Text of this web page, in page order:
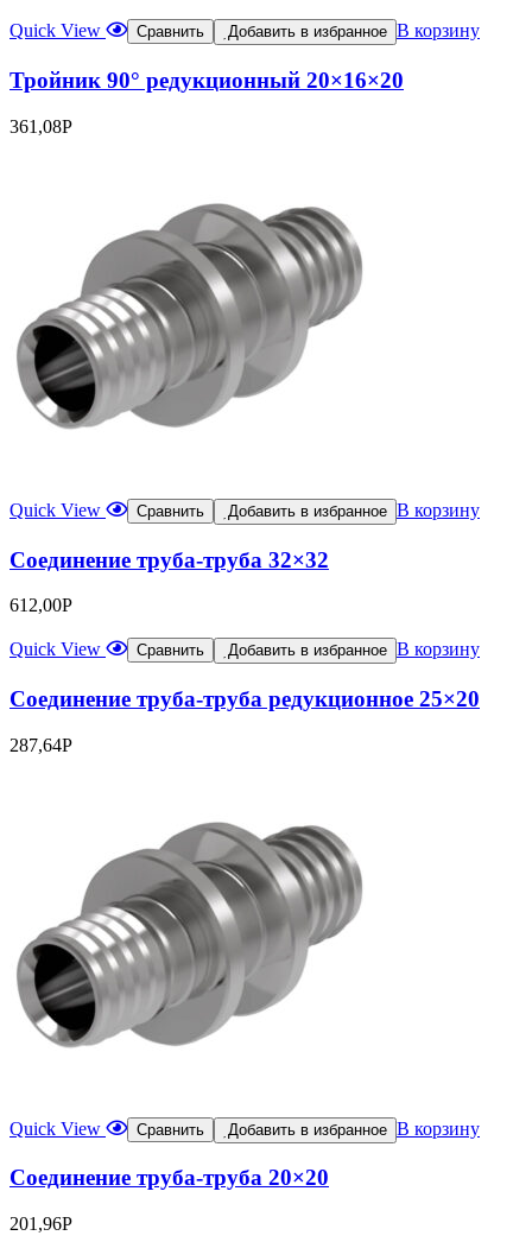
Quick View Сравнить Добавить в избранное В корзину
Тройник 90° редукционный 20×16×20
361,08Р
Quick View Сравнить Добавить в избранное В корзину
Соединение труба-труба 32×32
612,00Р
Quick View Сравнить Добавить в избранное В корзину
Соединение труба-труба редукционное 25×20
287,64Р
Quick View Сравнить Добавить в избранное В корзину
Соединение труба-труба 20×20
201,96Р